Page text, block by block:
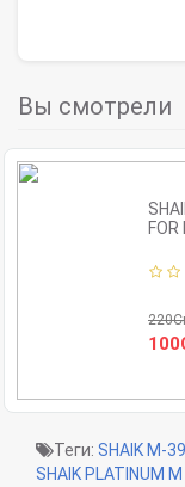
Вы смотрели
FOR
Теги: SHAIK M-39
SHAIK PLATINUM